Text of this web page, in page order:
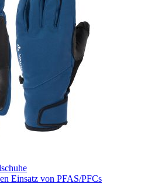
Einsatz von PFAS/PFCs